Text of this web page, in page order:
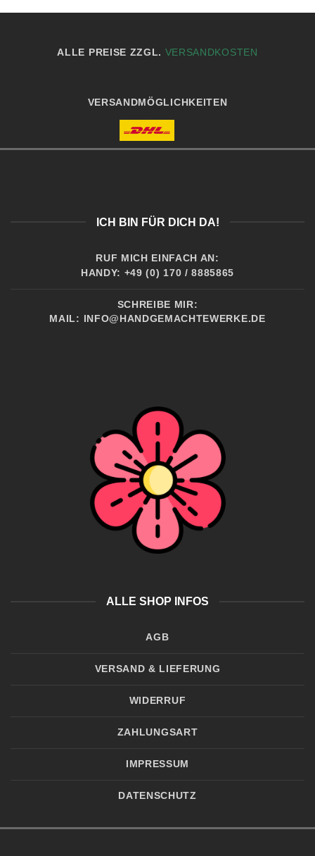
ALLE PREISE ZZGL. VERSANDKOSTEN
VERSANDMÖGLICHKEITEN
ICH BIN FÜR DICH DA!
RUF MICH EINFACH AN:
HANDY: +49 (0) 170 / 8885865
SCHREIBE MIR:
MAIL:
INFO@HANDGEMACHTEWERKE.DE
ALLE SHOP INFOS
AGB
VERSAND & LIEFERUNG
WIDERRUF
ZAHLUNGSART
IMPRESSUM
DATENSCHUTZ